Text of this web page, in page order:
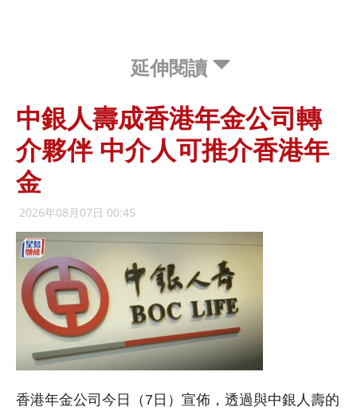
延伸閱讀
中銀人壽成香港年金公司轉
介夥伴 中介人可推介香港年
金
2026年08月07日 00:45
香港年金公司今日（7日）宣佈，透過與中銀人壽的